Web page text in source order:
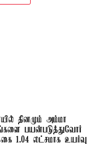
தினமும் அம்மா
பயன்படுத்துவோர்
1.04 லட்சமாக உயர்வு